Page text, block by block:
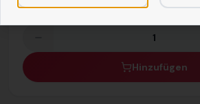
VPE:1 30kg
Hinzufügen